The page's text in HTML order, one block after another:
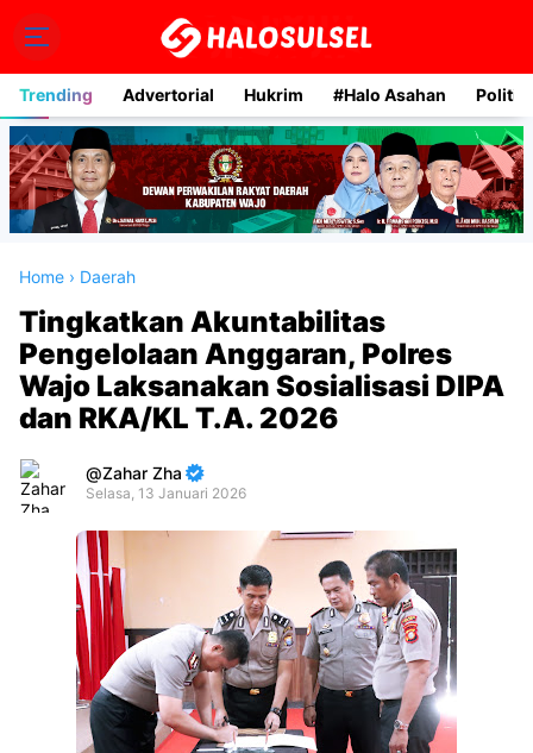
Trending Advertorial Hukrim #Halo Asahan Politik
Home › Daerah
Tingkatkan Akuntabilitas
Pengelolaan Anggaran, Polres
Wajo Laksanakan Sosialisasi DIPA
dan RKA/KL T.A. 2026
Zahar Zha
Selasa, 13 Januari 2026
Premium
Raushan
Design
Templates